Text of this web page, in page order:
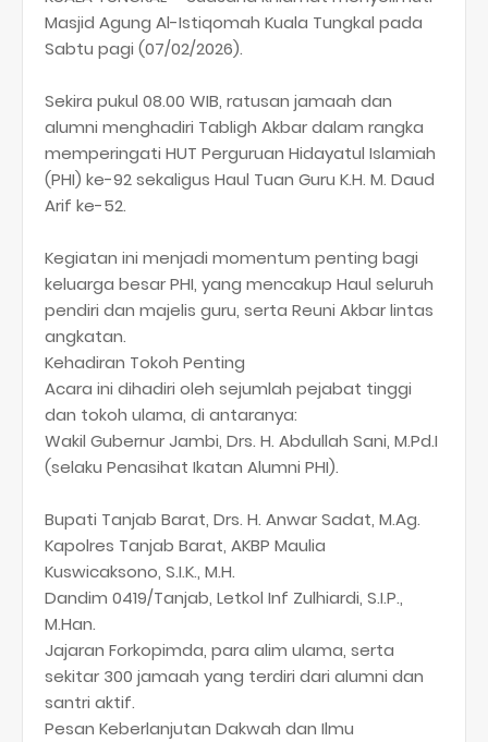
Masjid Agung Al-Istiqomah Kuala Tungkal pada
Sabtu pagi (07/02/2026).
Sekira pukul 08.00 WIB, ratusan jamaah dan
alumni menghadiri Tabligh Akbar dalam rangka
memperingati HUT Perguruan Hidayatul Islamiah
(PHI) ke-92 sekaligus Haul Tuan Guru K.H. M. Daud
Arif ke-52.
​Kegiatan ini menjadi momentum penting bagi
keluarga besar PHI, yang mencakup Haul seluruh
pendiri dan majelis guru, serta Reuni Akbar lintas
angkatan.
​Kehadiran Tokoh Penting
​Acara ini dihadiri oleh sejumlah pejabat tinggi
dan tokoh ulama, di antaranya:
​Wakil Gubernur Jambi, Drs. H. Abdullah Sani, M.Pd.I
(selaku Penasihat Ikatan Alumni PHI).
​Bupati Tanjab Barat, Drs. H. Anwar Sadat, M.Ag.
​Kapolres Tanjab Barat, AKBP Maulia
Kuswicaksono, S.I.K., M.H.
​Dandim 0419/Tanjab, Letkol Inf Zulhiardi, S.I.P.,
M.Han.
​Jajaran Forkopimda, para alim ulama, serta
sekitar 300 jamaah yang terdiri dari alumni dan
santri aktif.
​Pesan Keberlanjutan Dakwah dan Ilmu